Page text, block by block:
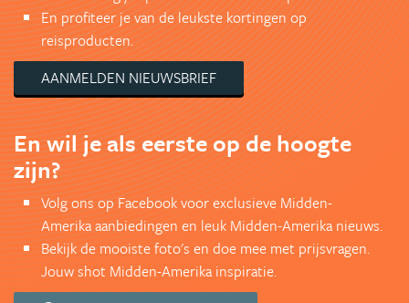
En profiteer je van de leukste kortingen op
reisproducten.
AANMELDEN NIEUWSBRIEF
En wil je als eerste op de hoogte
zijn?
Volg ons op Facebook voor exclusieve Midden-
Amerika aanbiedingen en leuk Midden-Amerika nieuws.
Bekijk de mooiste foto's en doe mee met prijsvragen.
Jouw shot Midden-Amerika inspiratie.